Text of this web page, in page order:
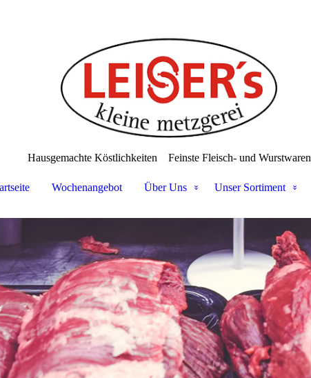
Hausgemachte Köstlichkeiten Feinste Fleisch- und Wurstwaren
Wochenangebot Über Uns Unser Sortiment